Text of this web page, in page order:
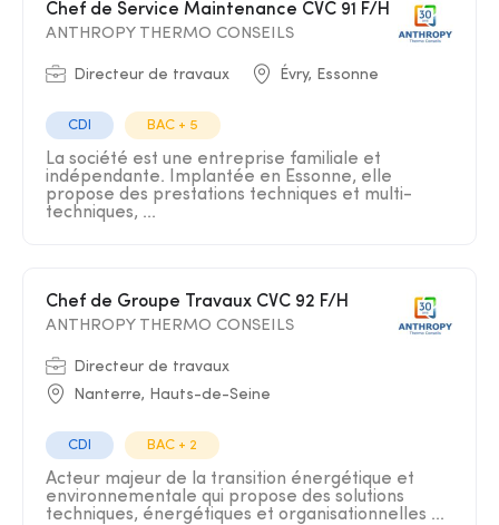
Chef de Service Maintenance CVC 91 F/H
ANTHROPY THERMO CONSEILS
Directeur de travaux Évry, Essonne
CDI BAC + 5
La société est une entreprise familiale et
indépendante. Implantée en Essonne, elle
propose des prestations techniques et multi-
techniques, ...
Chef de Groupe Travaux CVC 92 F/H
ANTHROPY THERMO CONSEILS
Directeur de travaux
Nanterre, Hauts-de-Seine
CDI BAC + 2
Acteur majeur de la transition énergétique et
environnementale qui propose des solutions
techniques, énergétiques et organisationnelles ...